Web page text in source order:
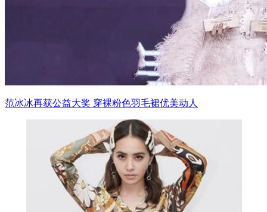
范冰冰再获公益大奖 穿裸粉色羽毛裙优美动人